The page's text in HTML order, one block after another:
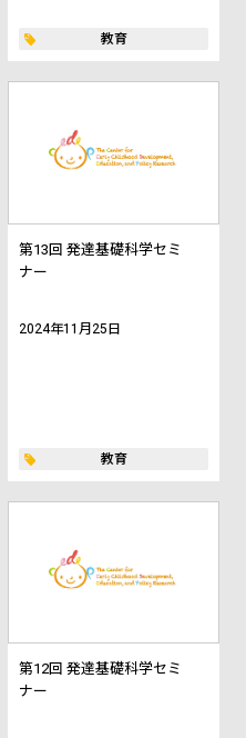
教育
第13回 発達基礎科学セミ
ナー
2024年11月25日
教育
第12回 発達基礎科学セミ
ナー